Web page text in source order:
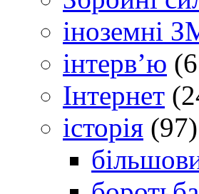
іноземні
інтерв’ю
Інтернет
історія (97)